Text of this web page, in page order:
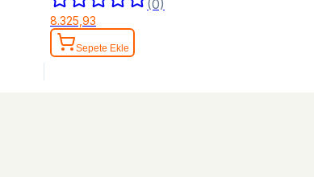
(0)
8.325,93
Sepete Ekle